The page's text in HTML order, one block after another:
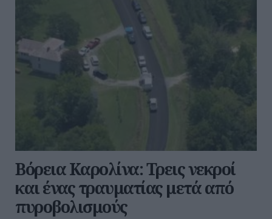
Βόρεια Καρολίνα: Τρεις νεκροί
και ένας τραυματίας μετά από
πυροβολισμούς